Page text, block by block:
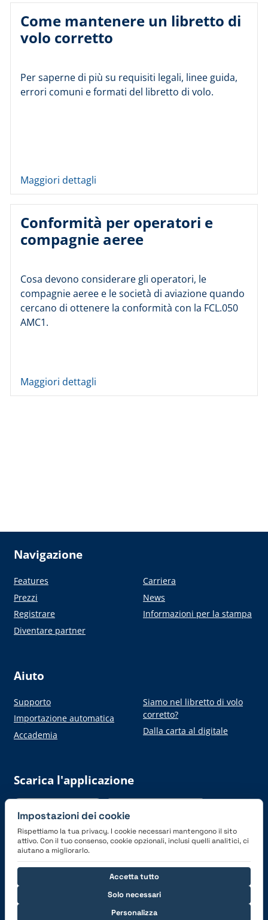
Come mantenere un libretto di
volo corretto
Per saperne di più su requisiti legali, linee guida,
errori comuni e formati del libretto di volo.
Maggiori dettagli
Conformità per operatori e
compagnie aeree
Cosa devono considerare gli operatori, le
compagnie aeree e le società di aviazione quando
cercano di ottenere la conformità con la FCL.050
AMC1.
Maggiori dettagli
Navigazione
Features
Prezzi
Registrare
Diventare partner
Carriera
News
Informazioni per la stampa
Aiuto
Supporto
Importazione automatica
Accademia
Siamo nel libretto di volo
corretto?
Dalla carta al digitale
Scarica l'applicazione
Connettiti con noi
Impostazioni dei cookie
Rispettiamo la tua privacy. I cookie necessari mantengono il sito
attivo. Con il tuo consenso, cookie opzionali, inclusi quelli analitici, ci
aiutano a migliorarlo.
Solo necessari
Personalizza
Accetta tutto